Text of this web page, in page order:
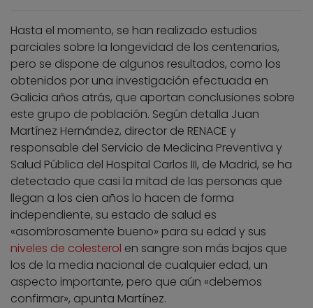
Hasta el momento, se han realizado estudios
parciales sobre la longevidad de los centenarios,
pero se dispone de algunos resultados, como los
obtenidos por una investigación efectuada en
Galicia años atrás, que aportan conclusiones sobre
este grupo de población. Según detalla Juan
Martínez Hernández, director de RENACE y
responsable del Servicio de Medicina Preventiva y
Salud Pública del Hospital Carlos III, de Madrid, se ha
detectado que casi la mitad de las personas que
llegan a los cien años lo hacen de forma
independiente, su estado de salud es
«asombrosamente bueno» para su edad y sus
niveles de colesterol en sangre son más bajos que
los de la media nacional de cualquier edad, un
aspecto importante, pero que aún «debemos
confirmar», apunta Martínez.